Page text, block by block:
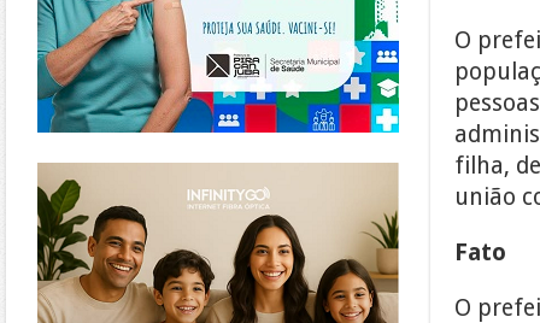
O
filha,
união
Fato
O
https://www.infinitygo.com.br/